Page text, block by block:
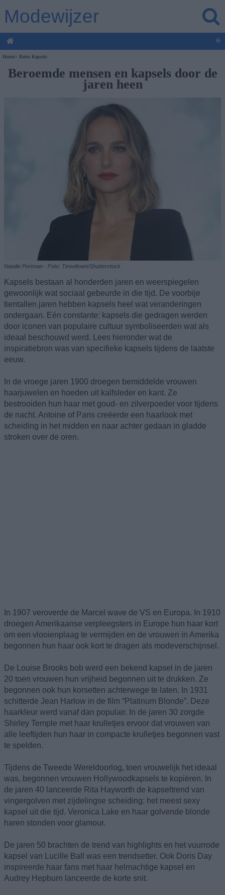
Modewijzer
≡
Home> Retro Kapsels
Beroemde mensen en kapsels door de
jaren heen
Natalie Portman - Foto: Tinseltown/Shutterstock
Kapsels bestaan al honderden jaren en weerspiegelen
gewoonlijk wat sociaal gebeurde in die tijd. De voorbije
tientallen jaren hebben kapsels heel wat veranderingen
ondergaan. Eén constante: kapsels die gedragen werden
door iconen van populaire cultuur symboliseerden wat als
ideaal beschouwd werd. Lees hieronder wat de
inspiratiebron was van specifieke kapsels tijdens de laatste
eeuw.
In de vroege jaren 1900 droegen bemiddelde vrouwen
haarjuwelen en hoeden uit kalfsleder en kant. Ze
bestrooiden hun haar met goud- en zilverpoeder voor tijdens
de nacht. Antoine of Paris creëerde een haarlook met
scheiding in het midden en naar achter gedaan in gladde
stroken over de oren.
In 1907 veroverde de Marcel wave de VS en Europa. In 1910
droegen Amerikaanse verpleegsters in Europe hun haar kort
om een vlooienplaag te vermijden en de vrouwen in Amerika
begonnen hun haar ook kort te dragen als modeverschijnsel.
De Louise Brooks bob werd een bekend kapsel in de jaren
20 toen vrouwen hun vrijheid begonnen uit te drukken. Ze
begonnen ook hun korsetten achterwege te laten. In 1931
schitterde Jean Harlow in de film “Platinum Blonde”. Deze
haarkleur werd vanaf dan populair. In de jaren 30 zorgde
Shirley Temple met haar krulletjes ervoor dat vrouwen van
alle leeftijden hun haar in compacte krulletjes begonnen vast
te spelden.
Tijdens de Tweede Wereldoorlog, toen vrouwelijk het ideaal
was, begonnen vrouwen Hollywoodkapsels te kopiëren. In
de jaren 40 lanceerde Rita Hayworth de kapseltrend van
vingergolven met zijdelingse scheiding: het meest sexy
kapsel uit die tijd. Veronica Lake en haar golvende blonde
haren stonden voor glamour.
De jaren 50 brachten de trend van highlights en het vuurrode
kapsel van Lucille Ball was een trendsetter. Ook Doris Day
inspireerde haar fans met haar helmachtige kapsel en
Audrey Hepburn lanceerde de korte snit.